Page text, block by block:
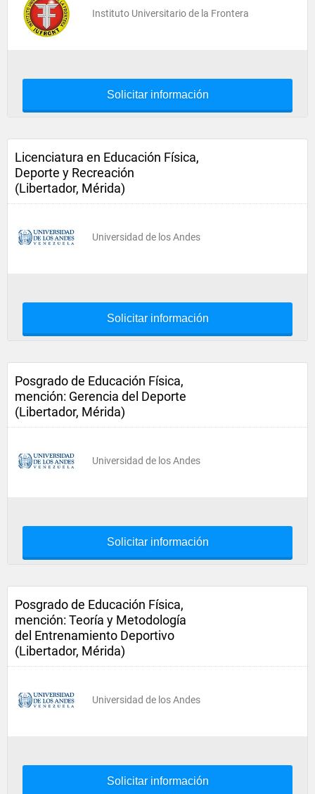
Instituto Universitario de la Frontera
Solicitar información
Licenciatura en Educación Física,
Deporte y Recreación
(Libertador, Mérida)
Universidad de los Andes
Solicitar información
Posgrado de Educación Física,
mención: Gerencia del Deporte
(Libertador, Mérida)
Universidad de los Andes
Solicitar información
Posgrado de Educación Física,
mención: Teoría y Metodología
del Entrenamiento Deportivo
(Libertador, Mérida)
Universidad de los Andes
Solicitar información